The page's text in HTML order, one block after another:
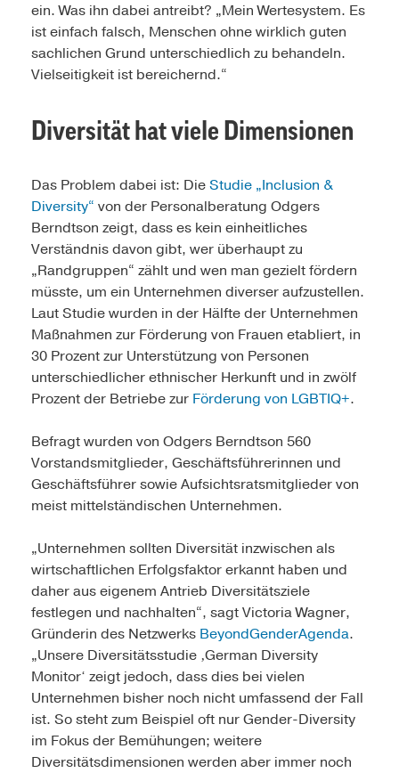
ein. Was ihn dabei antreibt? „Mein Wertesystem. Es
ist einfach falsch, Menschen ohne wirklich guten
sachlichen Grund unterschiedlich zu behandeln.
Vielseitigkeit ist bereichernd.“
Diversität hat viele Dimensionen
Das Problem dabei ist: DieStudie „Inclusion &
Diversity“ von der Personalberatung Odgers
Berndtson zeigt, dass es kein einheitliches
Verständnis davon gibt, wer überhaupt zu
„Randgruppen“ zählt und wen man gezielt fördern
müsste, um ein Unternehmen diverser aufzustellen.
Laut Studie wurden in der Hälfte der Unternehmen
Maßnahmen zur Förderung von Frauen etabliert, in
30 Prozent zur Unterstützung von Personen
unterschiedlicher ethnischer Herkunft und in zwölf
Prozent der Betriebe zur Förderung von LGBTIQ+.
Befragt wurden von Odgers Berndtson 560
Vorstandsmitglieder, Geschäftsführerinnen und
Geschäftsführer sowie Aufsichtsratsmitglieder von
meist mittelständischen Unternehmen.
„Unternehmen sollten Diversität inzwischen als
wirtschaftlichen Erfolgsfaktor erkannt haben und
daher aus eigenem Antrieb Diversitätsziele
festlegen und nachhalten“, sagt Victoria Wagner,
Gründerin des Netzwerks BeyondGenderAgenda.
„Unsere Diversitätsstudie ‚German Diversity
Monitor‘ zeigt jedoch, dass dies bei vielen
Unternehmen bisher noch nicht umfassend der Fall
ist. So steht zum Beispiel oft nur Gender-Diversity
im Fokus der Bemühungen; weitere
Diversitätsdimensionen werden aber immer noch